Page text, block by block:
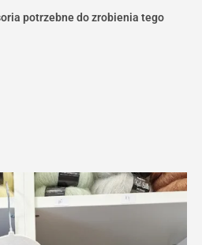
potrzebne do zrobienia tego